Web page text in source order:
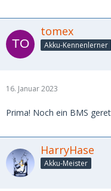
tomex
Akku-Kennenlerner
16. Januar 2023
Prima! Noch ein BMS
HarryHase
Akku-Meister